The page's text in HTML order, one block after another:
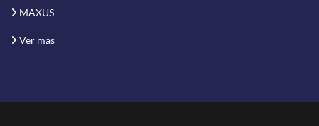
MAXUS
Ver mas